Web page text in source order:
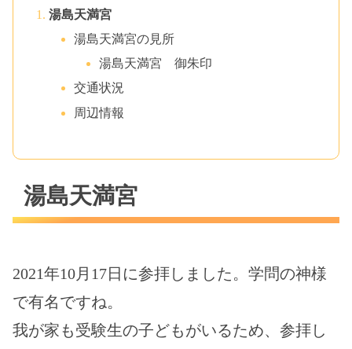
湯島天満宮
湯島天満宮の見所
湯島天満宮 御朱印
交通状況
周辺情報
湯島天満宮
2021年10月17日に参拝しました。学問の神様
で有名ですね。
我が家も受験生の子どもがいるため、参拝し